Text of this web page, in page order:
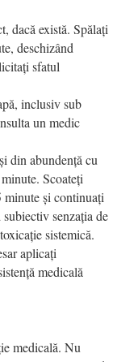
dacă există. Spălați
deschizând
sfatul
inclusiv sub
un medic
din abundență cu
Scoateți
minute și continuați
senzația de
sistemică.
aplicați
medicală
medicală. Nu